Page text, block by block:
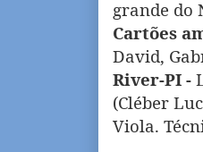
grande do
Cartões
David,
River-PI -
(Cléber
Viola.